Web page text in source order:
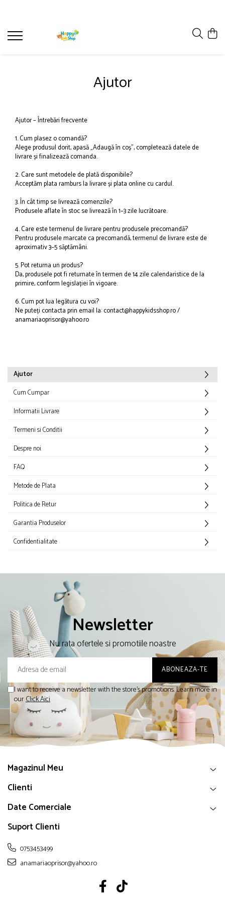
Papuci Barefoot Copii ⭐
CARTI CATEGORIE VARSTA
CARTI COPII 7ANI+
Carti Usborne
Carti cu lumini si sunete
Carti de activitati
Carti pop-up
Cărți interactive cu slide pentru copii
Cărți Usborne
Magic Painting – Cărți magice de
Puzzle
Seturi carti Usborne
Cărți Editura Litera
Ajutor
Ajutor – Întrebări frecvente
1. Cum plasez o comandă?
Alege produsul dorit, apasă „Adaugă în coș”, completează datele de
livrare și finalizează comanda.
2. Care sunt metodele de plată disponibile?
Acceptăm plata ramburs la livrare și plata online cu cardul.
3. În cât timp se livrează comenzile?
Produsele aflate în stoc se livrează în 1–3 zile lucrătoare.
4. Care este termenul de livrare pentru produsele precomandă?
Pentru produsele marcate ca precomandă, termenul de livrare este de
aproximativ 3–5 săptămâni.
5. Pot returna un produs?
Da, produsele pot fi returnate în termen de 14 zile calendaristice de la
primire, conform legislației în vigoare.
6. Cum pot lua legătura cu voi?
Ne puteți contacta prin email la:contact@happykidsshop.ro/
anamariaoprisor@yahoo.ro
Ajutor
Cum Cumpar
Informatii Livrare
Termeni si Conditii
Despre noi
FAQ
Metode de Plata
Politica de Retur
Garantia Produselor
Confidentialitate
Newsletter
Nu rata ofertele si promotiile noastre
I want to receive a newsletter with the store's promotions. Learn more in
ourClick Aici
Magazinul Meu
Clienti
Date Comerciale
Suport Clienti
0753453499
anamariaoprisor@yahoo.ro